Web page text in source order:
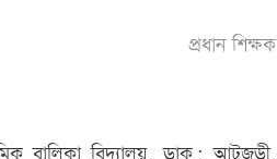
প্রধান শিক্ষক